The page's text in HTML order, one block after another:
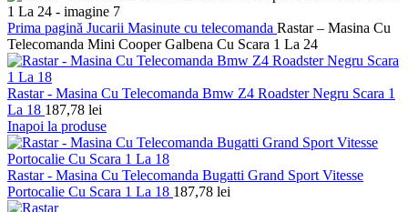
Prima pagină Jucarii Masinute cu telecomanda Rastar – Masina Cu
Telecomanda Mini Cooper Galbena Cu Scara 1 La 24
Rastar - Masina Cu Telecomanda Bmw Z4 Roadster Negru Scara 1
La 18 187,78 lei
Inapoi la produse
Rastar - Masina Cu Telecomanda Bugatti Grand Sport Vitesse
Portocalie Cu Scara 1 La 18 187,78 lei